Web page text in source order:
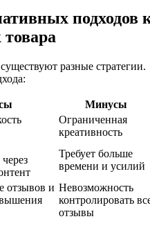
подходов
разные стратегии.
Минусы
Ограниченная
креативность
Требует больше
времени и усилий
отзывов и Невозможность
контролировать
отзывы